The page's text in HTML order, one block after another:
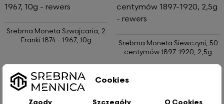
Srebrna Moneta Szwajcaria, 2
Franki 1874 - 1967, 10g
63,00 zł
Srebrna Moneta Siewczyni, 50
centymów 1897-1920, 2,5g
Cookies